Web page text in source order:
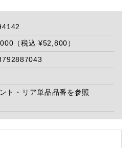
（税込 ¥52,800）
ト・リア単品品番を参照